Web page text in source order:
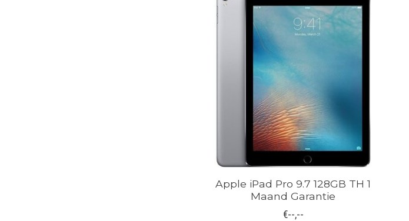
Apple iPad Pro 9.7 128GB TH 1
Maand Garantie
€--,--